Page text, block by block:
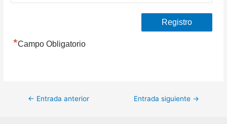
*Campo Obligatorio
Navegación
← Entrada anterior Entrada siguiente →